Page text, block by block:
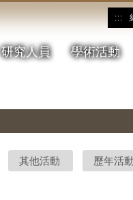
:::
研究人員 學術活動
其他活動 歷年活